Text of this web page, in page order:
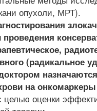
опухоли, МРТ).
(радикальное
на
целью оценки